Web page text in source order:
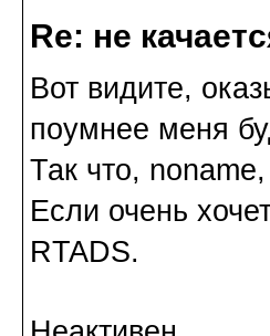
Re: не
Вот видите,
поумнее меня
Так что,
Если очень
RTADS.